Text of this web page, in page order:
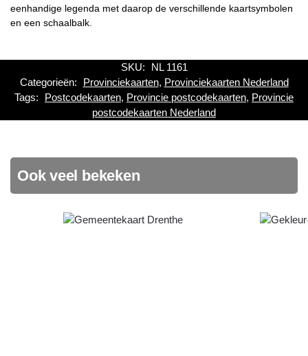
eenhandige legenda met daarop de verschillende kaartsymbolen
en een schaalbalk.
SKU:
NL 1161
Categorieën:
Provinciekaarten, Provinciekaarten Nederland
Tags:
Postcodekaarten, Provincie postcodekaarten, Provincie
postcodekaarten Nederland
Ook veel bekeken